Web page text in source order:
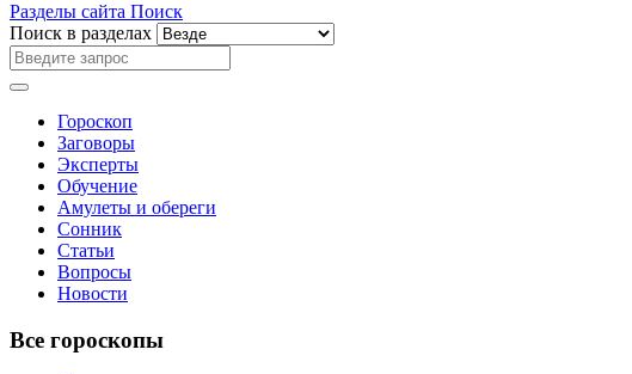
Разделы сайта Поиск
Поиск в разделах
Гороскоп
Заговоры
Эксперты
Обучение
Амулеты и обереги
Сонник
Статьи
Вопросы
Новости
Все гороскопы